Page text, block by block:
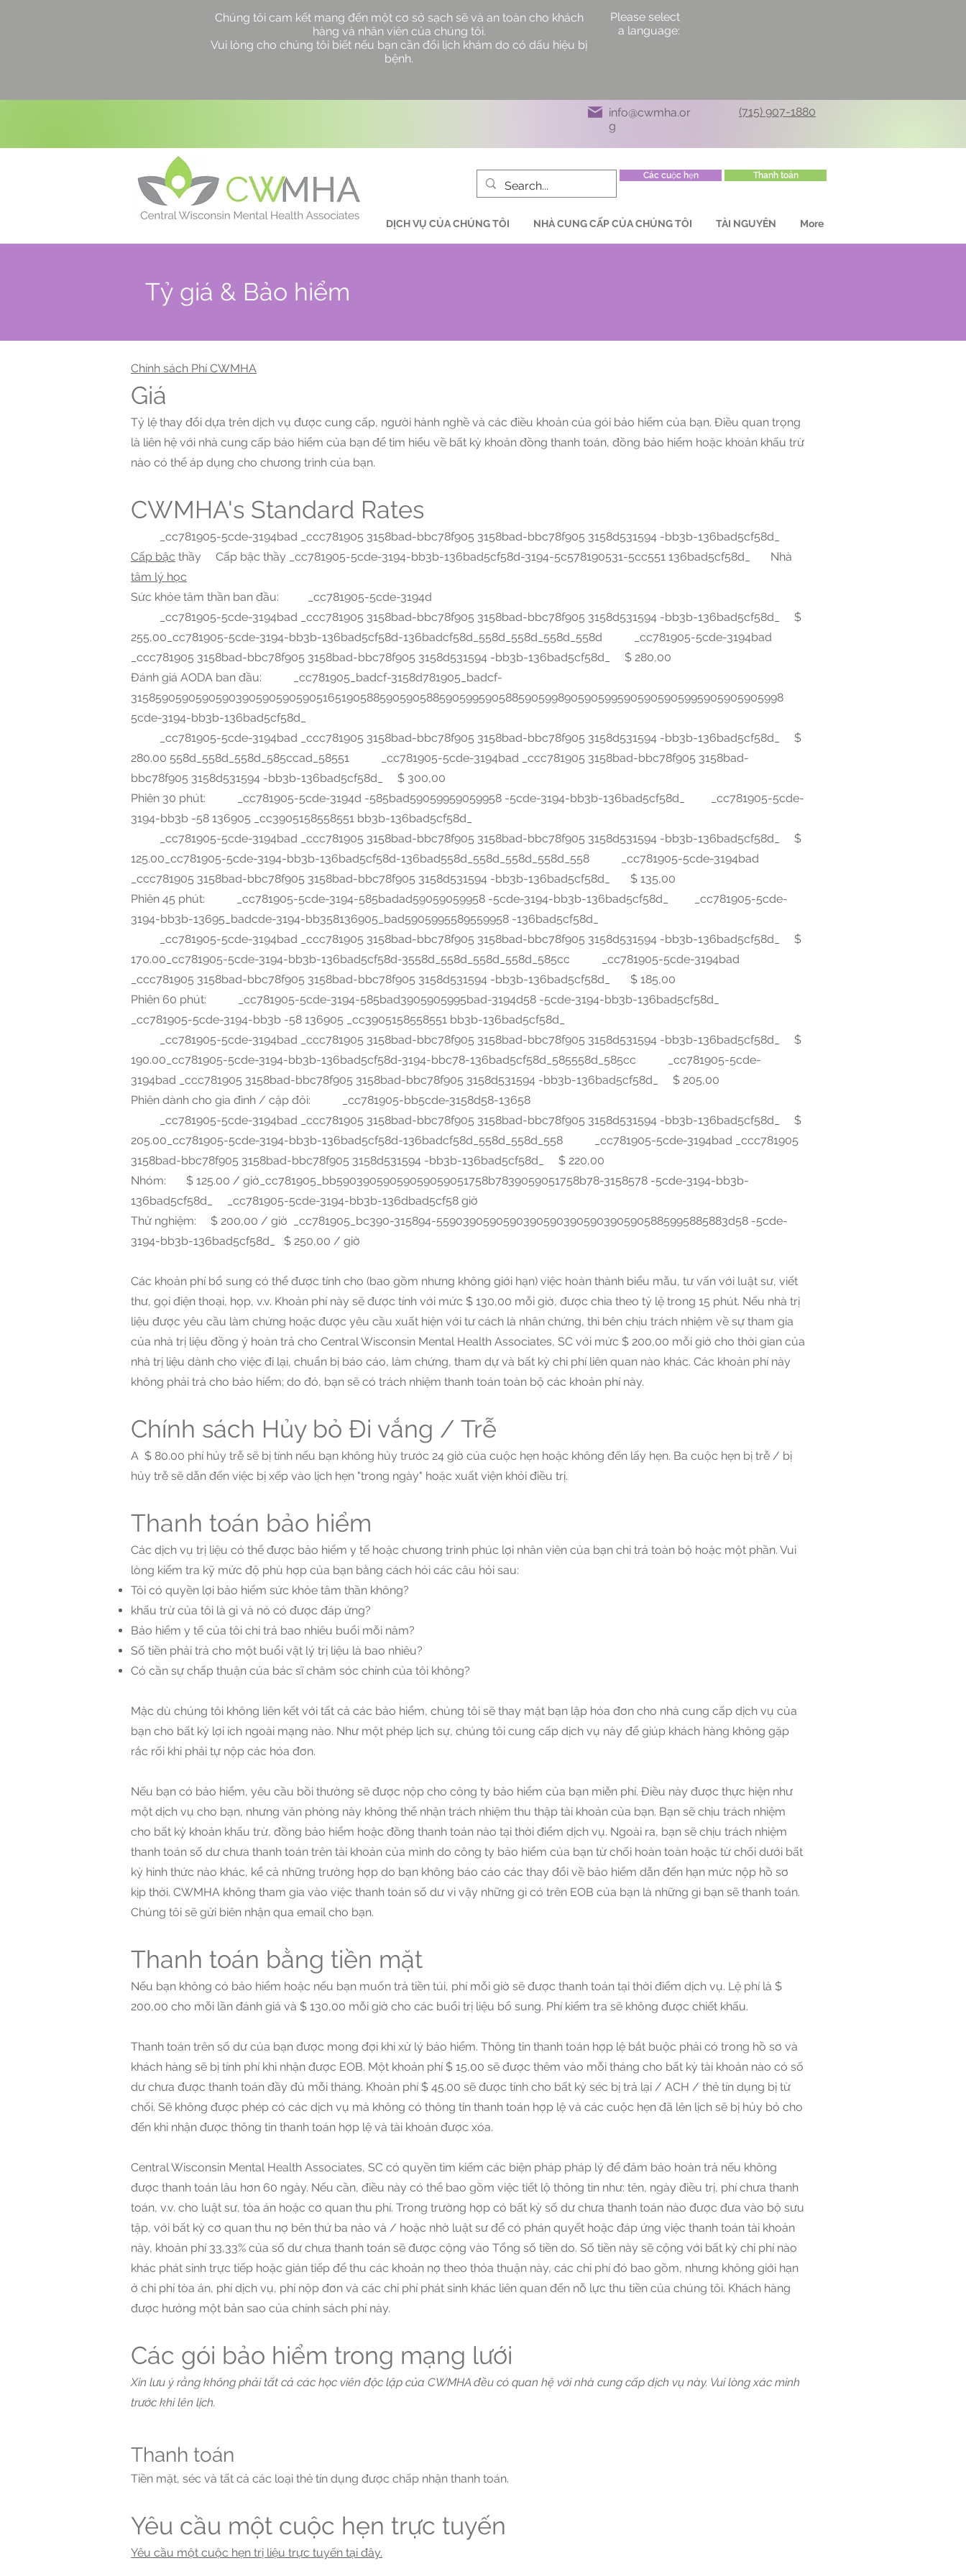
Chúng tôi cam kết mang đến một cơ sở sạch sẽ và an toàn cho khách
hàng và nhân viên của chúng tôi.
Vui lòng cho chúng tôi biết nếu bạn cần đổi lịch khám do có dấu hiệu bị
bệnh.
Please select
a language:
info@cwmha.or
g
(715) 907-1880
Các cuộc hẹn Thanh toán
DỊCH VỤ CỦA CHÚNG TÔI NHÀ CUNG CẤP CỦA CHÚNG TÔI TÀI NGUYÊN More
Tỷ giá & Bảo hiểm
Chính sách Phí CWMHA
Giá
Tỷ lệ thay đổi dựa trên dịch vụ được cung cấp, người hành nghề và các điều khoản của gói bảo hiểm của bạn. Điều quan trọng
là liên hệ với nhà cung cấp bảo hiểm của bạn để tìm hiểu về bất kỳ khoản đồng thanh toán, đồng bảo hiểm hoặc khoản khấu trừ
nào có thể áp dụng cho chương trình của bạn.
CWMHA's Standard Rates
_cc781905-5cde-3194bad _ccc781905 3158bad-bbc78f905 3158bad-bbc78f905 3158d531594 -bb3b-136bad5cf58d_
Cấp bậc thầy Cấp bậc thầy _cc781905-5cde-3194-bb3b-136bad5cf58d-3194-5c578190531-5cc551 136bad5cf58d_ Nhà
tâm lý học
Sức khỏe tâm thần ban đầu: _cc781905-5cde-3194d
_cc781905-5cde-3194bad _ccc781905 3158bad-bbc78f905 3158bad-bbc78f905 3158d531594 -bb3b-136bad5cf58d_ $
255,00_cc781905-5cde-3194-bb3b-136bad5cf58d-136badcf58d_558d_558d_558d_558d _cc781905-5cde-3194bad
_ccc781905 3158bad-bbc78f905 3158bad-bbc78f905 3158d531594 -bb3b-136bad5cf58d_ $ 280,00
Đánh giá AODA ban đầu: _cc781905_badcf-3158d781905_badcf-
315859059059059039059059059051651905885905905885905995905885905998905905995905905905995905905905998
5cde-3194-bb3b-136bad5cf58d_
_cc781905-5cde-3194bad _ccc781905 3158bad-bbc78f905 3158bad-bbc78f905 3158d531594 -bb3b-136bad5cf58d_ $
280.00 558d_558d_558d_585ccad_58551 _cc781905-5cde-3194bad _ccc781905 3158bad-bbc78f905 3158bad-
bbc78f905 3158d531594 -bb3b-136bad5cf58d_ $ 300,00
Phiên 30 phút: _cc781905-5cde-3194d -585bad59059959059958 -5cde-3194-bb3b-136bad5cf58d_ _cc781905-5cde-
3194-bb3b -58 136905 _cc3905158558551 bb3b-136bad5cf58d_
_cc781905-5cde-3194bad _ccc781905 3158bad-bbc78f905 3158bad-bbc78f905 3158d531594 -bb3b-136bad5cf58d_ $
125.00_cc781905-5cde-3194-bb3b-136bad5cf58d-136bad558d_558d_558d_558d_558 _cc781905-5cde-3194bad
_ccc781905 3158bad-bbc78f905 3158bad-bbc78f905 3158d531594 -bb3b-136bad5cf58d_ $ 135,00
Phiên 45 phút: _cc781905-5cde-3194-585badad59059059958 -5cde-3194-bb3b-136bad5cf58d_ _cc781905-5cde-
3194-bb3b-13695_badcde-3194-bb358136905_bad5905995589559958 -136bad5cf58d_
_cc781905-5cde-3194bad _ccc781905 3158bad-bbc78f905 3158bad-bbc78f905 3158d531594 -bb3b-136bad5cf58d_ $
170.00_cc781905-5cde-3194-bb3b-136bad5cf58d-3558d_558d_558d_558d_585cc _cc781905-5cde-3194bad
_ccc781905 3158bad-bbc78f905 3158bad-bbc78f905 3158d531594 -bb3b-136bad5cf58d_ $ 185,00
Phiên 60 phút: _cc781905-5cde-3194-585bad3905905995bad-3194d58 -5cde-3194-bb3b-136bad5cf58d_
_cc781905-5cde-3194-bb3b -58 136905 _cc3905158558551 bb3b-136bad5cf58d_
_cc781905-5cde-3194bad _ccc781905 3158bad-bbc78f905 3158bad-bbc78f905 3158d531594 -bb3b-136bad5cf58d_ $
190.00_cc781905-5cde-3194-bb3b-136bad5cf58d-3194-bbc78-136bad5cf58d_585558d_585cc _cc781905-5cde-
3194bad _ccc781905 3158bad-bbc78f905 3158bad-bbc78f905 3158d531594 -bb3b-136bad5cf58d_ $ 205,00
Phiên dành cho gia đình / cặp đôi: _cc781905-bb5cde-3158d58-13658
_cc781905-5cde-3194bad _ccc781905 3158bad-bbc78f905 3158bad-bbc78f905 3158d531594 -bb3b-136bad5cf58d_ $
205.00_cc781905-5cde-3194-bb3b-136bad5cf58d-136badcf58d_558d_558d_558 _cc781905-5cde-3194bad _ccc781905
3158bad-bbc78f905 3158bad-bbc78f905 3158d531594 -bb3b-136bad5cf58d_ $ 220,00
Nhóm: $ 125.00 / giờ_cc781905_bb59039059059059059051758b7839059051758b78-3158578 -5cde-3194-bb3b-
136bad5cf58d_ _cc781905-5cde-3194-bb3b-136dbad5cf58 giờ
Thử nghiệm: $ 200,00 / giờ _cc781905_bc390-315894-55903905905903905903905903905905885995885883d58 -5cde-
3194-bb3b-136bad5cf58d_ $ 250,00 / giờ
Các khoản phí bổ sung có thể được tính cho (bao gồm nhưng không giới hạn) việc hoàn thành biểu mẫu, tư vấn với luật sư, viết
thư, gọi điện thoại, họp, v.v. Khoản phí này sẽ được tính với mức $ 130,00 mỗi giờ, được chia theo tỷ lệ trong 15 phút. Nếu nhà trị
liệu được yêu cầu làm chứng hoặc được yêu cầu xuất hiện với tư cách là nhân chứng, thì bên chịu trách nhiệm về sự tham gia
của nhà trị liệu đồng ý hoàn trả cho Central Wisconsin Mental Health Associates, SC với mức $ 200,00 mỗi giờ cho thời gian của
nhà trị liệu dành cho việc đi lại, chuẩn bị báo cáo, làm chứng, tham dự và bất kỳ chi phí liên quan nào khác. Các khoản phí này
không phải trả cho bảo hiểm; do đó, bạn sẽ có trách nhiệm thanh toán toàn bộ các khoản phí này.
Chính sách Hủy bỏ Đi vắng / Trễ
A $ 80.00 phí hủy trễ sẽ bị tính nếu bạn không hủy trước 24 giờ của cuộc hẹn hoặc không đến lấy hẹn. Ba cuộc hẹn bị trễ / bị
hủy trễ sẽ dẫn đến việc bị xếp vào lịch hẹn "trong ngày" hoặc xuất viện khỏi điều trị.
Thanh toán bảo hiểm
Các dịch vụ trị liệu có thể được bảo hiểm y tế hoặc chương trình phúc lợi nhân viên của bạn chi trả toàn bộ hoặc một phần. Vui
lòng kiểm tra kỹ mức độ phù hợp của bạn bằng cách hỏi các câu hỏi sau:
Tôi có quyền lợi bảo hiểm sức khỏe tâm thần không?
khấu trừ của tôi là gì và nó có được đáp ứng?
Bảo hiểm y tế của tôi chi trả bao nhiêu buổi mỗi năm?
Số tiền phải trả cho một buổi vật lý trị liệu là bao nhiêu?
Có cần sự chấp thuận của bác sĩ chăm sóc chính của tôi không?
Mặc dù chúng tôi không liên kết với tất cả các bảo hiểm, chúng tôi sẽ thay mặt bạn lập hóa đơn cho nhà cung cấp dịch vụ của
bạn cho bất kỳ lợi ích ngoài mạng nào. Như một phép lịch sự, chúng tôi cung cấp dịch vụ này để giúp khách hàng không gặp
rắc rối khi phải tự nộp các hóa đơn.
Nếu bạn có bảo hiểm, yêu cầu bồi thường sẽ được nộp cho công ty bảo hiểm của bạn miễn phí. Điều này được thực hiện như
một dịch vụ cho bạn, nhưng văn phòng này không thể nhận trách nhiệm thu thập tài khoản của bạn. Bạn sẽ chịu trách nhiệm
cho bất kỳ khoản khấu trừ, đồng bảo hiểm hoặc đồng thanh toán nào tại thời điểm dịch vụ. Ngoài ra, bạn sẽ chịu trách nhiệm
thanh toán số dư chưa thanh toán trên tài khoản của mình do công ty bảo hiểm của bạn từ chối hoàn toàn hoặc từ chối dưới bất
kỳ hình thức nào khác, kể cả những trường hợp do bạn không báo cáo các thay đổi về bảo hiểm dẫn đến hạn mức nộp hồ sơ
kịp thời. CWMHA không tham gia vào việc thanh toán số dư vì vậy những gì có trên EOB của bạn là những gì bạn sẽ thanh toán.
Chúng tôi sẽ gửi biên nhận qua email cho bạn.
Thanh toán bằng tiền mặt
Nếu bạn không có bảo hiểm hoặc nếu bạn muốn trả tiền túi, phí mỗi giờ sẽ được thanh toán tại thời điểm dịch vụ. Lệ phí là $
200,00 cho mỗi lần đánh giá và $ 130,00 mỗi giờ cho các buổi trị liệu bổ sung. Phí kiểm tra sẽ không được chiết khấu.
Thanh toán trên số dư của bạn được mong đợi khi xử lý bảo hiểm. Thông tin thanh toán hợp lệ bắt buộc phải có trong hồ sơ và
khách hàng sẽ bị tính phí khi nhận được EOB. Một khoản phí $ 15,00 sẽ được thêm vào mỗi tháng cho bất kỳ tài khoản nào có số
dư chưa được thanh toán đầy đủ mỗi tháng. Khoản phí $ 45.00 sẽ được tính cho bất kỳ séc bị trả lại / ACH / thẻ tín dụng bị từ
chối. Sẽ không được phép có các dịch vụ mà không có thông tin thanh toán hợp lệ và các cuộc hẹn đã lên lịch sẽ bị hủy bỏ cho
đến khi nhận được thông tin thanh toán hợp lệ và tài khoản được xóa.
Central Wisconsin Mental Health Associates, SC có quyền tìm kiếm các biện pháp pháp lý để đảm bảo hoàn trả nếu không
được thanh toán lâu hơn 60 ngày. Nếu cần, điều này có thể bao gồm việc tiết lộ thông tin như: tên, ngày điều trị, phí chưa thanh
toán, v.v. cho luật sư, tòa án hoặc cơ quan thu phí. Trong trường hợp có bất kỳ số dư chưa thanh toán nào được đưa vào bộ sưu
tập, với bất kỳ cơ quan thu nợ bên thứ ba nào và / hoặc nhờ luật sư để có phán quyết hoặc đáp ứng việc thanh toán tài khoản
này, khoản phí 33,33% của số dư chưa thanh toán sẽ được cộng vào Tổng số tiền do. Số tiền này sẽ cộng với bất kỳ chi phí nào
khác phát sinh trực tiếp hoặc gián tiếp để thu các khoản nợ theo thỏa thuận này, các chi phí đó bao gồm, nhưng không giới hạn
ở chi phí tòa án, phí dịch vụ, phí nộp đơn và các chi phí phát sinh khác liên quan đến nỗ lực thu tiền của chúng tôi. Khách hàng
được hưởng một bản sao của chính sách phí này.
Các gói bảo hiểm trong mạng lưới
Xin lưu ý rằng không phải tất cả các học viên độc lập của CWMHA đều có quan hệ với nhà cung cấp dịch vụ này. Vui lòng xác minh
trước khi lên lịch.
Thanh toán
Tiền mặt, séc và tất cả các loại thẻ tín dụng được chấp nhận thanh toán.
Yêu cầu một cuộc hẹn trực tuyến
Yêu cầu một cuộc hẹn trị liệu trực tuyến tại đây.